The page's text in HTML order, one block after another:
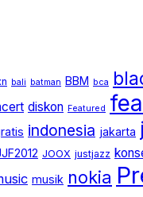
bali batman BBM bca
diskon Featured
indonesia jakarta
JOOX justjazz
musik nokia